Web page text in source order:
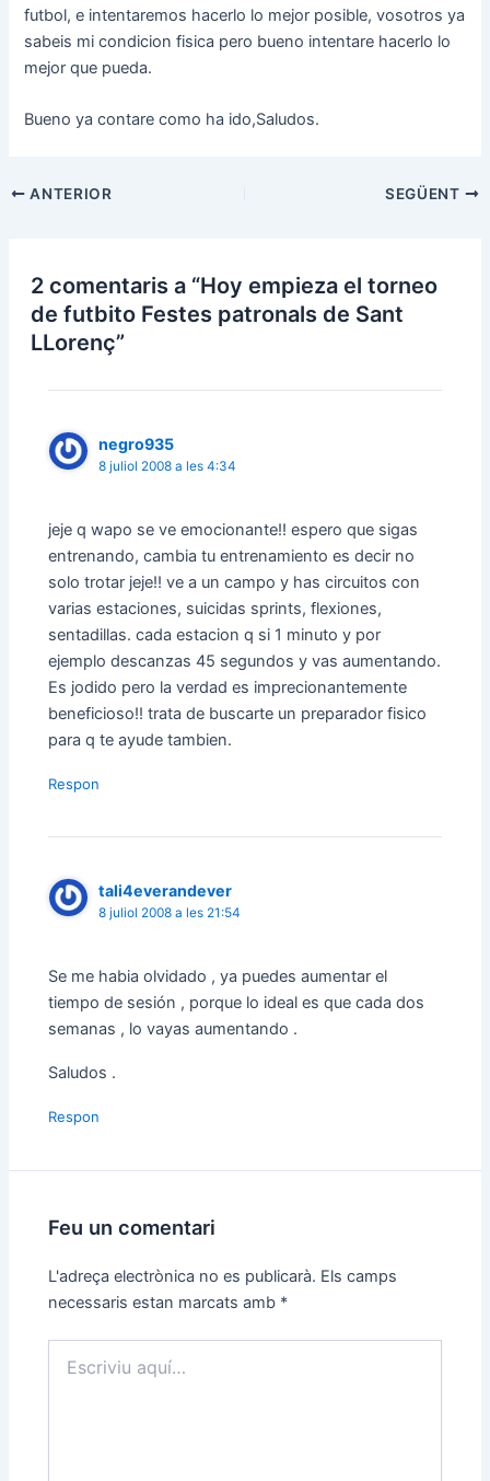
futbol, e intentaremos hacerlo lo mejor posible, vosotros ya
sabeis mi condicion fisica pero bueno intentare hacerlo lo
mejor que pueda.
Bueno ya contare como ha ido,Saludos.
Navegació
ANTERIOR SEGÜENT
2 comentaris a “Hoy empieza el torneo
de futbito Festes patronals de Sant
LLorenç”
negro935
8 juliol 2008 a les 4:34
jeje q wapo se ve emocionante!! espero que sigas
entrenando, cambia tu entrenamiento es decir no
solo trotar jeje!! ve a un campo y has circuitos con
varias estaciones, suicidas sprints, flexiones,
sentadillas. cada estacion q si 1 minuto y por
ejemplo descanzas 45 segundos y vas aumentando.
Es jodido pero la verdad es imprecionantemente
beneficioso!! trata de buscarte un preparador fisico
para q te ayude tambien.
Respon
tali4everandever
8 juliol 2008 a les 21:54
Se me habia olvidado , ya puedes aumentar el
tiempo de sesión , porque lo ideal es que cada dos
semanas , lo vayas aumentando .
Saludos .
Respon
Feu un comentari
L'adreça electrònica no es publicarà. Els camps
necessaris estan marcats amb *
aquí…